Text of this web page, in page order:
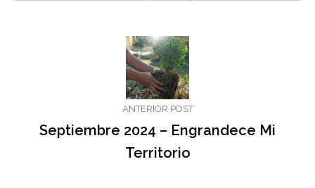
ANTERIOR POST
Septiembre 2024 – Engrandece Mi
Territorio